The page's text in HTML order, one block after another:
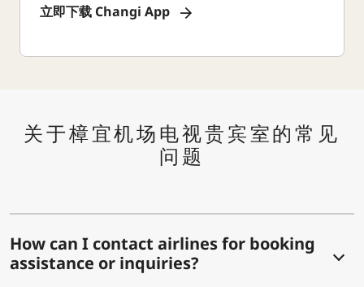
立即下载 Changi App
关于樟宜机场电视贵宾室的常见
问题
How can I contact airlines for booking
assistance or inquiries?